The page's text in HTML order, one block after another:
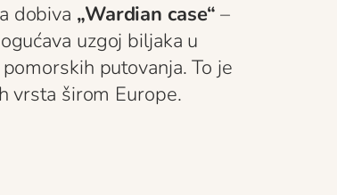
dobiva „Wardian case“ –
uzgoj biljaka u
putovanja. To je
vrsta širom Europe.